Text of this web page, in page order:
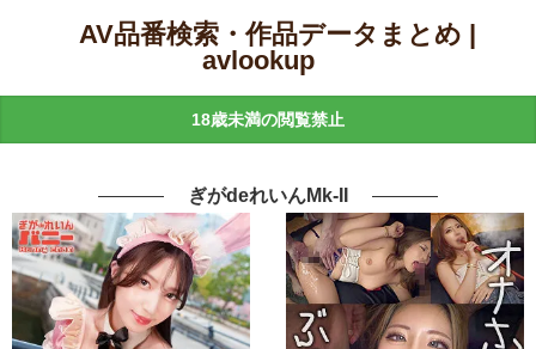
AV品番検索・作品データまとめ |
avlookup
18歳未満の閲覧禁止
ぎがdeれいんMk-II